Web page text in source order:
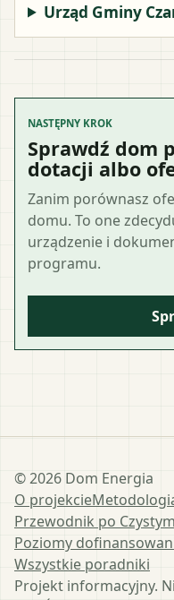
Urząd Gminy
NASTĘPNY KROK
Sprawdź dom
dotacji albo
Zanim porównasz
domu. To one
urządzenie i
programu.
©2026 Dom Energia
O projekcie
Przewodnik po
Poziomy
Wszystkie poradniki
Projekt informacyjny.